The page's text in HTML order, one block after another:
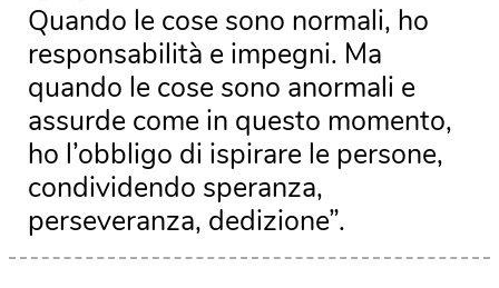
Quando le cose sono normali, ho
responsabilità e impegni. Ma
quando le cose sono anormali e
assurde come in questo momento,
ho l’obbligo di ispirare le persone,
condividendo speranza,
perseveranza, dedizione”.